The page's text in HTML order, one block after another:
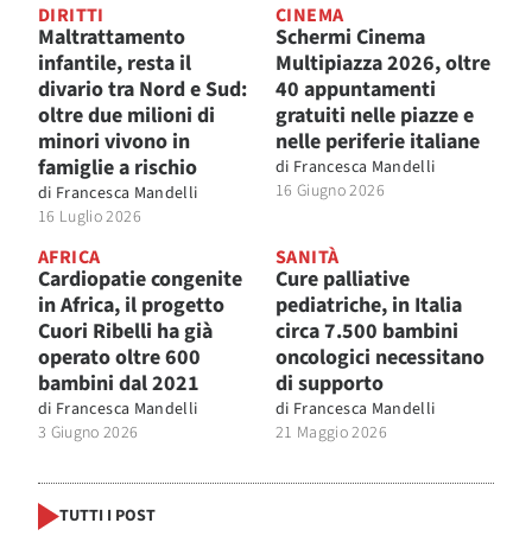
DIRITTI
Maltrattamento
infantile, resta il
divario tra Nord e Sud:
oltre due milioni di
minori vivono in
famiglie a rischio
di Francesca Mandelli
16 Luglio 2026
CINEMA
Schermi Cinema
Multipiazza 2026, oltre
40 appuntamenti
gratuiti nelle piazze e
nelle periferie italiane
di Francesca Mandelli
16 Giugno 2026
AFRICA
Cardiopatie congenite
in Africa, il progetto
Cuori Ribelli ha già
operato oltre 600
bambini dal 2021
di Francesca Mandelli
3 Giugno 2026
SANITÀ
Cure palliative
pediatriche, in Italia
circa 7.500 bambini
oncologici necessitano
di supporto
di Francesca Mandelli
21 Maggio 2026
TUTTI I POST